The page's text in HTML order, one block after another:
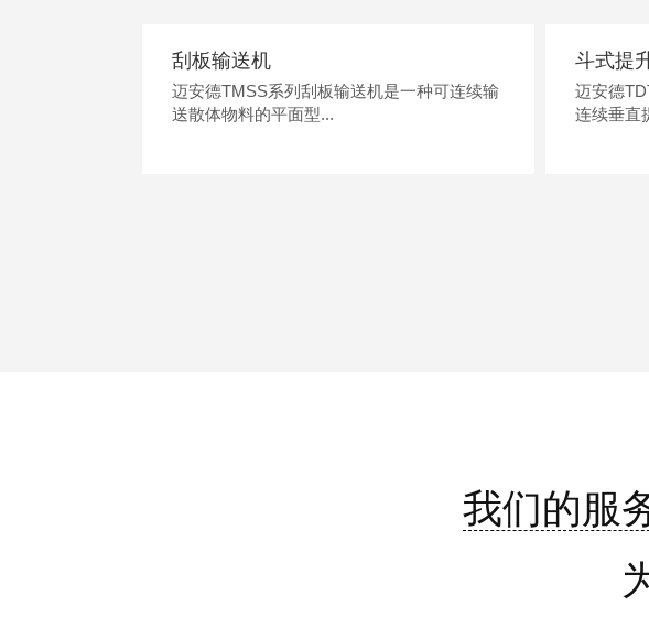
刮板输送机
迈安德TMSS系列刮板输送机是一种可连续输
送散体物料的平面型...
斗式提
迈安德
连续垂直
我们的服